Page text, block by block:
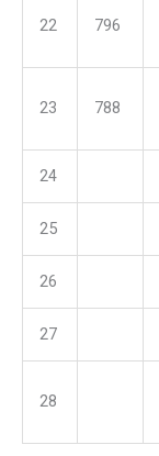
22 796
23 788
24
25
26
27
28